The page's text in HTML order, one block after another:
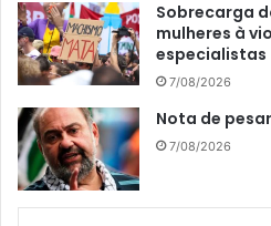
Sobrecarga
mulheres à
especialistas
7/08/2026
Nota de
7/08/2026